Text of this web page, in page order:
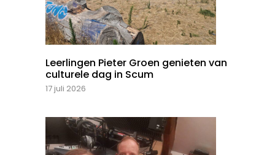
Leerlingen Pieter Groen genieten van
culturele dag in Scum
17 juli 2026